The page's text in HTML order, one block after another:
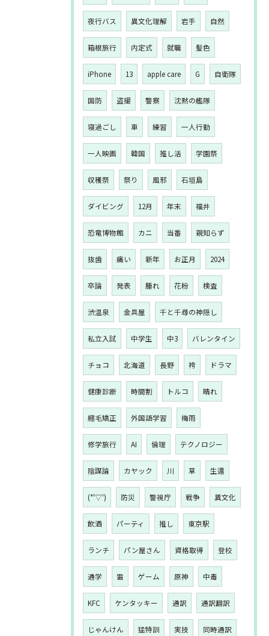
夜行バス 異文化理解 岩手 自然
箱根旅行 内定式 就職 髪色
iPhone 13 apple care G 自衛隊
国防 盗撮 警察 沈黙の艦隊
寝過ごし 車 練習 一人行動
一人映画 韓国 推し活 学園祭
収穫祭 祭り 風邪 石垣島
ダイビング 12月 年末 福井
恐竜博物館 カニ 当番 親知らず
抜歯 痛い 新年 お正月 2024
卒論 発表 腫れ 花粉 検査
渋温泉 金具屋 千と千尋の神隠し
私立入試 中学生 中3 バレンタイン
チョコ 北海道 長野 袴 ドラマ
健康診断 時間割 トルコ 晴れ
縮毛矯正 外国語学習 梅雨
修学旅行 AI 倫理 テクノロジー
陰謀論 カヤック 川 草 生還
(*'▽') 防災 警視庁 戦争 異文化
飲酒 パーティ 推し 東京駅
ランチ パン屋さん 資格取得 登校
通学 雷 ゲーム 原神 中毒
KFC ケンタッキー 通訳 通訳翻訳
じゃんけん 猛特訓 実技 同時通訳